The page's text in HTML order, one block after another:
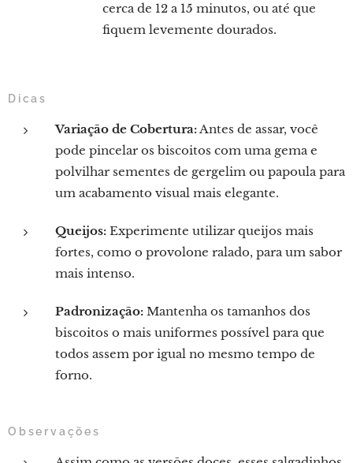
cerca de 12 a 15 minutos, ou até que
fiquem levemente dourados.
Dicas
Variação de Cobertura:Antes de assar, você
pode pincelar os biscoitos com uma gema e
polvilhar sementes de gergelim ou papoula para
um acabamento visual mais elegante.
Queijos: Experimente utilizar queijos mais
fortes, como o provolone ralado, para um sabor
mais intenso.
Padronização: Mantenha os tamanhos dos
biscoitos o mais uniformes possível para que
todos assem por igual no mesmo tempo de
forno.
Observações